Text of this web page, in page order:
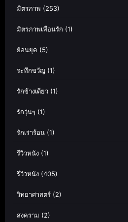
มิตรภาพ (253)
มิตรภาพเพื่อนรัก (1)
ย้อนยุค (5)
ระทึกขวัญ (1)
รักข้างเดียว (1)
รักวุ่นๆ (1)
รักเร่าร้อน (1)
รีวิวหนัง (1)
รีวิวหนัง (405)
วิทยาศาสตร์ (2)
สงคราม (2)